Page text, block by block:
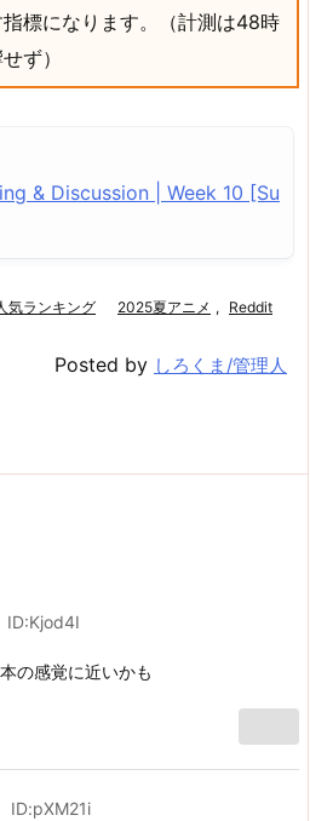
標になります。（計測は48時
ず）
& Discussion | Week 10 [Su
気ランキング 2025夏アニメ , Reddit
Posted by しろくま/管理人
ID:Kjod4I
の感覚に近いかも
ID:pXM21i